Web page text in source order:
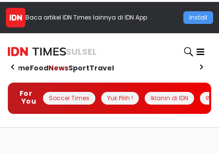
Baca artikel IDN Times lainnya di IDN App Install
SULSEL
HomeFoodNewsSportTravel
For
You
Soccer Times Yuk Pilih ! Iklanin di IDN